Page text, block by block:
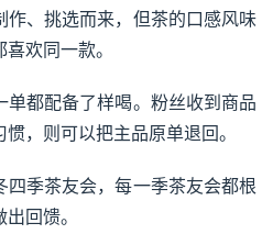
、挑选而来，但茶的口感风味
欢同一款。
都配备了样喝。粉丝收到商品
，则可以把主品原单退回。
季茶友会，每一季茶友会都根
回馈。